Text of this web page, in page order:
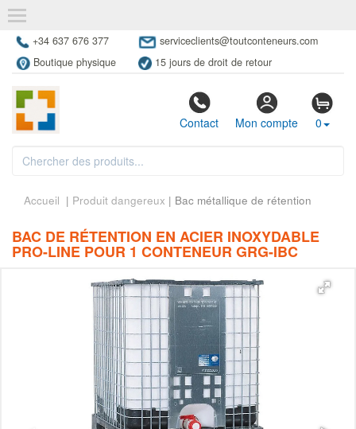
+34 637 676 377
serviceclients@toutconteneurs.com
Boutique physique
15 jours de droit de retour
Contact Mon compte 0
Accueil | Produit dangereux | Bac métallique de rétention
BAC DE RÉTENTION EN ACIER INOXYDABLE
PRO-LINE POUR 1 CONTENEUR GRG-IBC